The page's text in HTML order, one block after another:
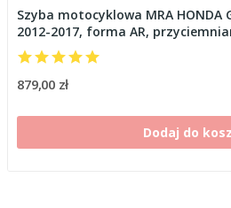
Szyba motocyklowa MRA HONDA
2012-2017, forma AR,
879,00 zł
Dodaj do